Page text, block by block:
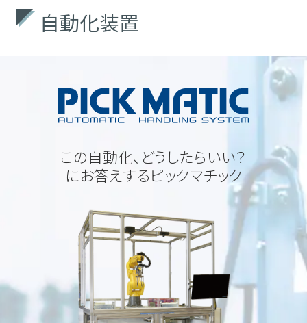
自動化装置
この自動化、どうしたらいい？
にお答えするピックマチック